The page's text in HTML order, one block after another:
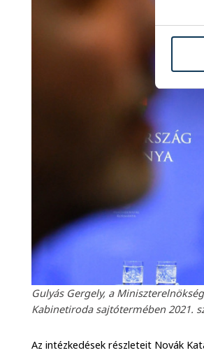
Gulyás Gergely, a
Kabinetiroda sajtótermében 2021.
Az intézkedések részleteit Novák